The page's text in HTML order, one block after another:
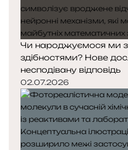
Чи народжуємося ми
здібностями? Нове
несподівану відповідь
02.07.2026